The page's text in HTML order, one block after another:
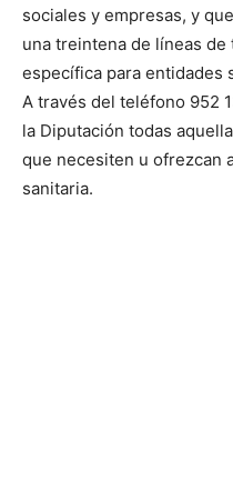
sociales y empresas, y
una treintena de líneas
específica para entidades
A través del teléfono 952
la Diputación todas
que necesiten u ofrezcan
sanitaria.